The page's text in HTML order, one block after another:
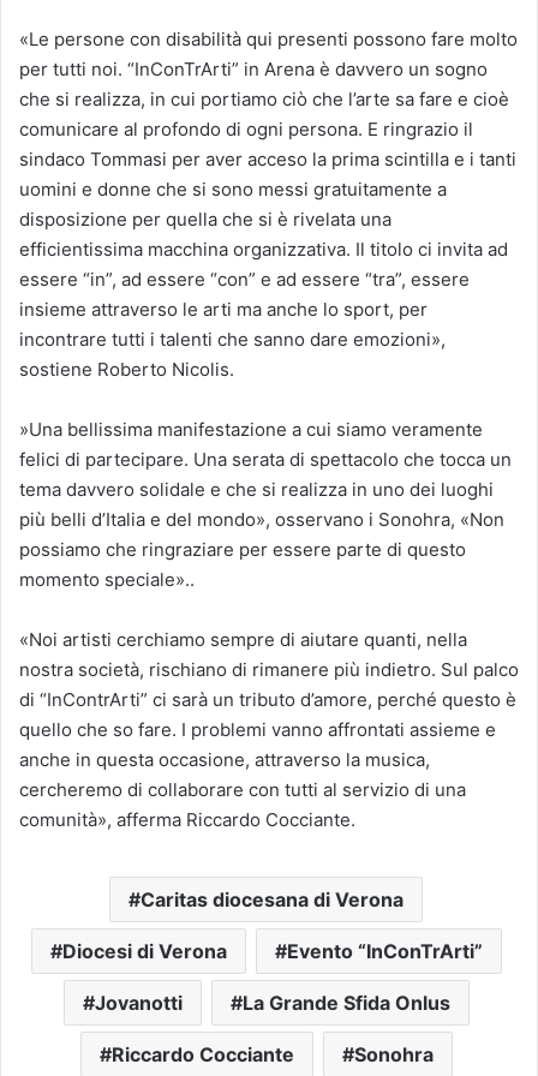
«Le persone con disabilità qui presenti possono fare molto
per tutti noi. “InConTrArti” in Arena è davvero un sogno
che si realizza, in cui portiamo ciò che l’arte sa fare e cioè
comunicare al profondo di ogni persona. E ringrazio il
sindaco Tommasi per aver acceso la prima scintilla e i tanti
uomini e donne che si sono messi gratuitamente a
disposizione per quella che si è rivelata una
efficientissima macchina organizzativa. Il titolo ci invita ad
essere “in”, ad essere “con” e ad essere “tra”, essere
insieme attraverso le arti ma anche lo sport, per
incontrare tutti i talenti che sanno dare emozioni»,
sostiene Roberto Nicolis.
»Una bellissima manifestazione a cui siamo veramente
felici di partecipare. Una serata di spettacolo che tocca un
tema davvero solidale e che si realizza in uno dei luoghi
più belli d’Italia e del mondo», osservano i Sonohra, «Non
possiamo che ringraziare per essere parte di questo
momento speciale»..
«Noi artisti cerchiamo sempre di aiutare quanti, nella
nostra società, rischiano di rimanere più indietro. Sul palco
di “InContrArti” ci sarà un tributo d’amore, perché questo è
quello che so fare. I problemi vanno affrontati assieme e
anche in questa occasione, attraverso la musica,
cercheremo di collaborare con tutti al servizio di una
comunità», afferma Riccardo Cocciante.
Caritas diocesana di Verona
Diocesi di Verona Evento “InConTrArti”
Jovanotti La Grande Sfida Onlus
Riccardo Cocciante Sonohra